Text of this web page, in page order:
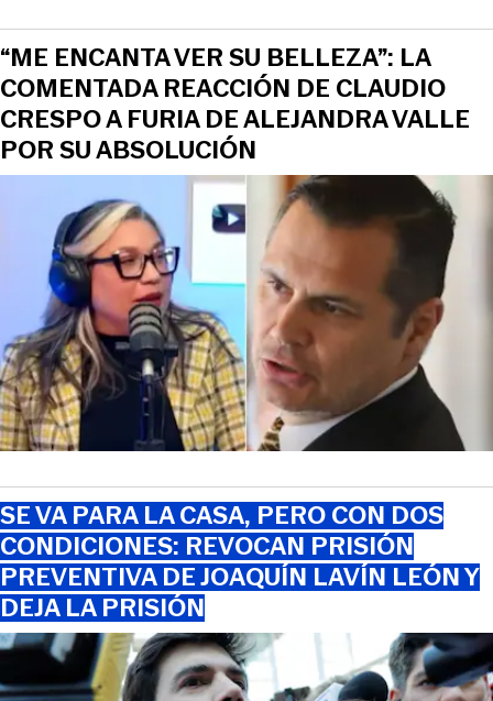
“ME ENCANTA VER SU BELLEZA”: LA
COMENTADA REACCIÓN DE CLAUDIO
CRESPO A FURIA DE ALEJANDRA VALLE
POR SU ABSOLUCIÓN
SE VA PARA LA CASA, PERO CON DOS
CONDICIONES: REVOCAN PRISIÓN
PREVENTIVA DE JOAQUÍN LAVÍN LEÓN Y
DEJA LA PRISIÓN